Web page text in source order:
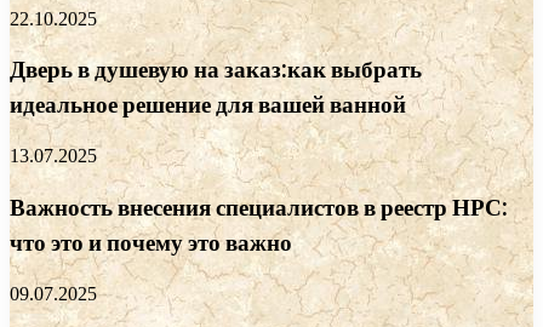
22.10.2025
Дверь в душевую на заказ:как выбрать
идеальное решение для вашей ванной
13.07.2025
Важность внесения специалистов в реестр НРС:
что это и почему это важно
09.07.2025